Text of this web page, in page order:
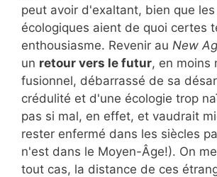
peut avoir d'exaltant, bien que
écologiques aient de quoi certes
enthousiasme. Revenir au New
un retour vers le futur, en moins
fusionnel, débarrassé de sa
crédulité et d'une écologie trop
pas si mal, en effet, et vaudrait
rester enfermé dans les siècles
n'est dans le Moyen-Âge!). On
tout cas, la distance de ces